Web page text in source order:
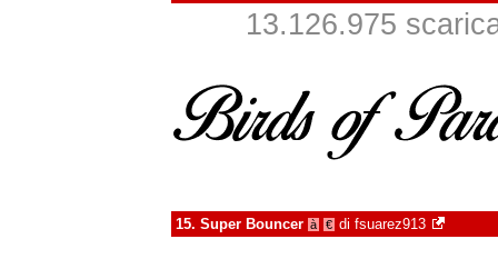
13.126.975
15. Super Bouncer à € di fsuarez913